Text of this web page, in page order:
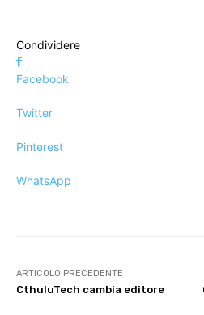
Condividere
Facebook
Twitter
Pinterest
WhatsApp
ARTICOLO PRECEDENTE
CthuluTech cambia editore